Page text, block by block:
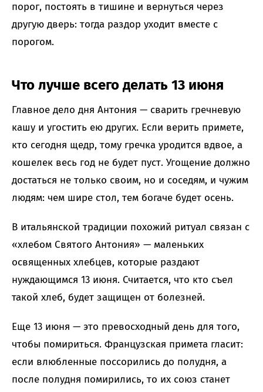
порог, постоять в тишине и вернуться через
другую дверь: тогда раздор уходит вместе с
порогом.
Что лучше всего делать 13 июня
Главное дело дня Антония — сварить гречневую
кашу и угостить ею других. Если верить примете,
кто сегодня щедр, тому гречка уродится вдвое, а
кошелек весь год не будет пуст. Угощение должно
достаться не только своим, но и соседям, и чужим
людям: чем шире стол, тем богаче будет осень.
В итальянской традиции похожий ритуал связан с
«хлебом Святого Антония» — маленьких
освященных хлебцев, которые раздают
нуждающимся 13 июня. Считается, что кто съел
такой хлеб, будет защищен от болезней.
Еще 13 июня — это превосходный день для того,
чтобы помириться. Французская примета гласит:
если влюбленные поссорились до полудня, а
после полудня помирились, то их союз станет